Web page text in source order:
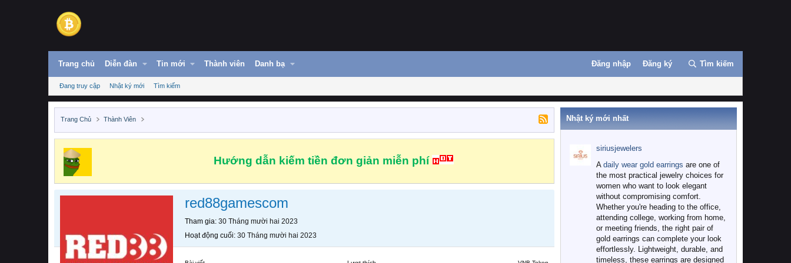
Trang chủ Diễn đàn Tin mới Thành viên Danh bạ Đăng nhập Đăng ký Tìm kiếm
Đang truy cập Nhật ký mới Tìm kiếm
Trang Chủ Thành Viên
Hướng dẫn kiếm tiền đơn giản miễn phí
red88gamescom
Tham gia 30 Tháng mười hai 2023
Hoạt động cuối 30 Tháng mười hai 2023
Nhật ký mới nhất
siriusjewelers
A daily wear gold earrings are one of
the most practical jewelry choices for
women who want to look elegant
without compromising comfort.
Whether you're heading to the office,
attending college, working from home,
or meeting friends, the right pair of
gold earrings can complete your look
effortlessly. Lightweight, durable, and
timeless, these earrings are designed